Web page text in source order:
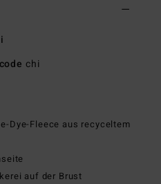
chi
Dye-Fleece aus recyceltem
auf der Brust